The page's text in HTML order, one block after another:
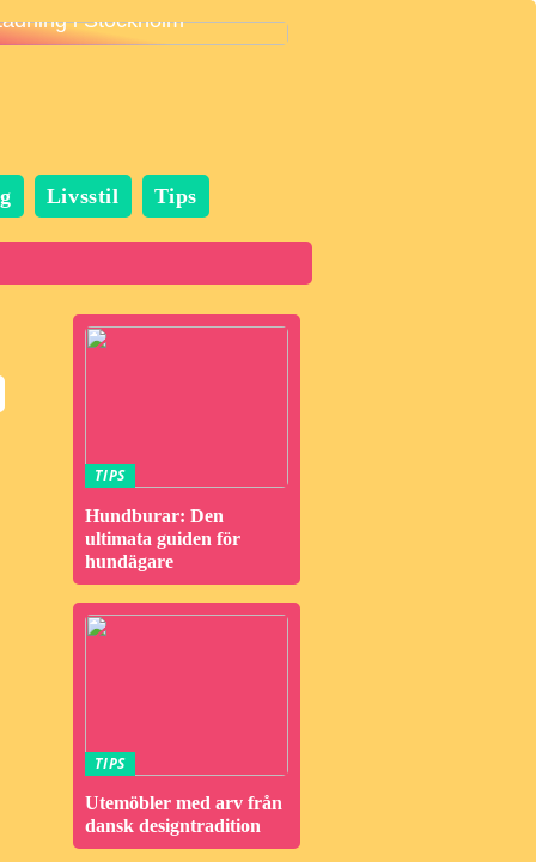
i Stockholm
Livsstil Tips
TIPS
Hundburar: Den
ultimata guiden för
hundägare
TIPS
Utemöbler med arv från
dansk designtradition